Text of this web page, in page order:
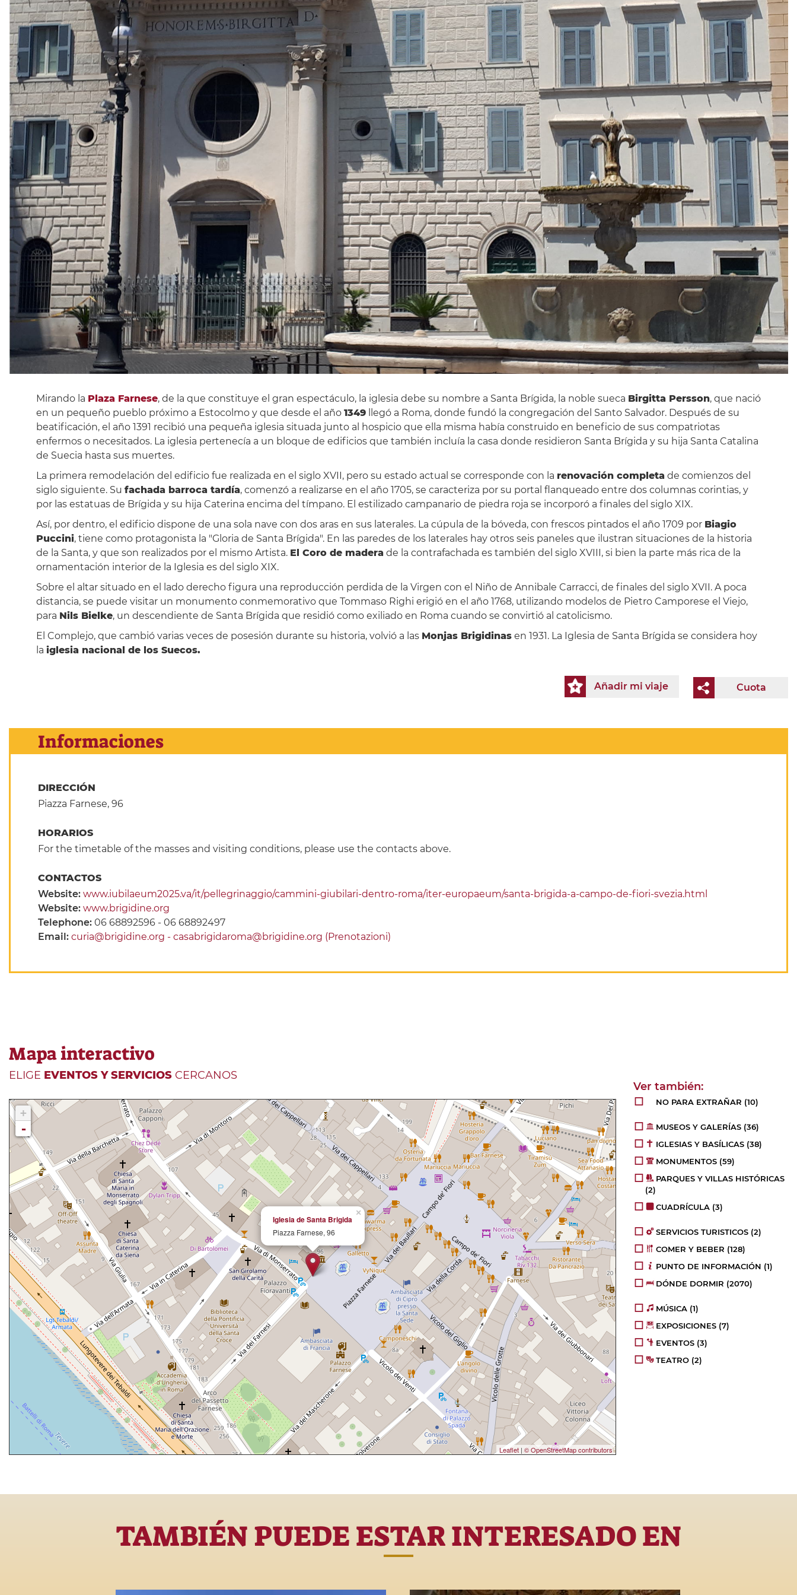
Mirando la Plaza Farnese, de la que constituye el gran espectáculo, la iglesia debe su nombre a Santa Brígida, la noble sueca Birgitta Persson, que nació
en un pequeño pueblo próximo a Estocolmo y que desde el año 1349llegó a Roma, donde fundó la congregación del Santo Salvador. Después de su
beatificación, el año 1391 recibió una pequeña iglesia situada junto al hospicio que ella misma había construido en beneficio de sus compatriotas
enfermos o necesitados. La iglesia pertenecía a un bloque de edificios que también incluía la casa donde residieron Santa Brígida y su hija Santa Catalina
de Suecia hasta sus muertes.
La primera remodelación del edificio fue realizada en el siglo XVII, pero su estado actual se corresponde con la renovación completa de comienzos del
siglo siguiente. Su fachada barroca tardía, comenzó a realizarse en el año 1705, se caracteriza por su portal flanqueado entre dos columnas corintias, y
por las estatuas de Brígida y su hija Caterina encima del tímpano. El estilizado campanario de piedra roja se incorporó a finales del siglo XIX.
Así, por dentro, el edificio dispone de una sola nave con dos aras en sus laterales. La cúpula de la bóveda, con frescos pintados el año 1709 por Biagio
Puccini, tiene como protagonista la "Gloria de Santa Brígida". En las paredes de los laterales hay otros seis paneles que ilustran situaciones de la historia
de la Santa, y que son realizados por el mismo Artista. El Coro de madera de la contrafachada es también del siglo XVIII, si bien la parte más rica de la
ornamentación interior de la Iglesia es del siglo XIX.
Sobre el altar situado en el lado derecho figura una reproducción perdida de la Virgen con el Niño de Annibale Carracci, de finales del siglo XVII. A poca
distancia, se puede visitar un monumento conmemorativo que Tommaso Righi erigió en el año 1768, utilizando modelos de Pietro Camporese el Viejo,
para Nils Bielke, un descendiente de Santa Brígida que residió como exiliado en Roma cuando se convirtió al catolicismo.
El Complejo, que cambió varias veces de posesión durante su historia, volvió a las Monjas Brigidinasen 1931. La Iglesia de Santa Brígida se considera hoy
la iglesia nacional de los Suecos.
Cuota
Añadir mi viaje
Informaciones
DIRECCIÓN
Piazza Farnese, 96
HORARIOS
For the timetable of the masses and visiting conditions, please use the contacts above.
CONTACTOS
Website: www.iubilaeum2025.va/it/pellegrinaggio/cammini-giubilari-dentro-roma/iter-europaeum/santa-brigida-a-campo-de-fiori-svezia.html
Website: www.brigidine.org
Telephone: 06 68892596 - 06 68892497
Email: curia@brigidine.org - casabrigidaroma@brigidine.org (Prenotazioni)
Mapa interactivo
ELIGE EVENTOS Y SERVICIOS CERCANOS
×
Iglesia de Santa Brigida
Piazza Farnese, 96
+
-
Leaflet | © OpenStreetMap contributors
NO PARA EXTRAÑAR (10)
MUSEOS Y GALERÍAS (36)
IGLESIAS Y BASÍLICAS (38)
MONUMENTOS (59)
PARQUES Y VILLAS HISTÓRICAS
(2)
CUADRÍCULA (3)
SERVICIOS TURISTICOS (2)
COMER Y BEBER (128)
PUNTO DE INFORMACIÓN (1)
DÓNDE DORMIR (2070)
MÚSICA (1)
EXPOSICIONES (7)
EVENTOS (3)
TEATRO (2)
TAMBIÉN PUEDE ESTAR INTERESADO EN